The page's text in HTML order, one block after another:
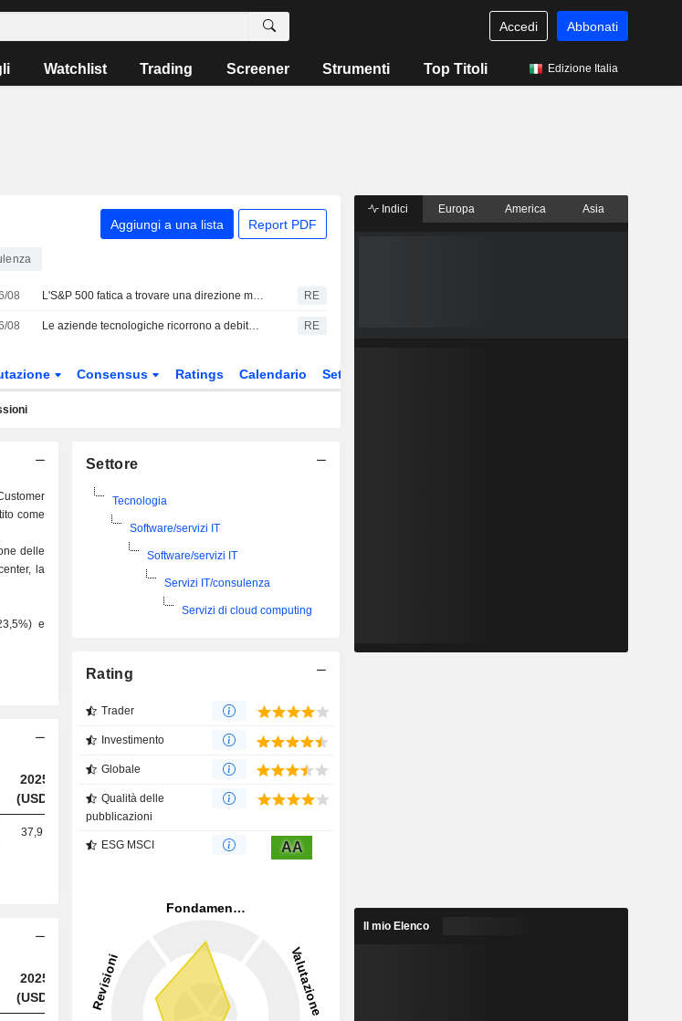
Accedi Abbonati
Watchlist Trading Screener Strumenti Top Titoli Edizione Italia
Aggiungi a una lista Report PDF
08 L'S&P 500 fatica a trovare una direzione mentre gli investitori attendono un accordo in Medio Oriente; scivolano i titoli software RE
08 Le aziende tecnologiche ricorrono a debito e capitale proprio per finanziare l'espansione dell'IA e del cloud RE
Consensus Ratings Calendario Settore
come
delle
la
e
2025
(USD)
2026
(USD)
37,9 Mrd
2025
(USD)
2026
(USD)
Settore
Tecnologia
Software/servizi IT
Software/servizi IT
Servizi IT/consulenza
Servizi di cloud computing
Rating
Trader
Investimento
Globale
Qualità delle
pubblicazioni
ESG MSCI AA
Indici Europa America Asia
Il mio Elenco